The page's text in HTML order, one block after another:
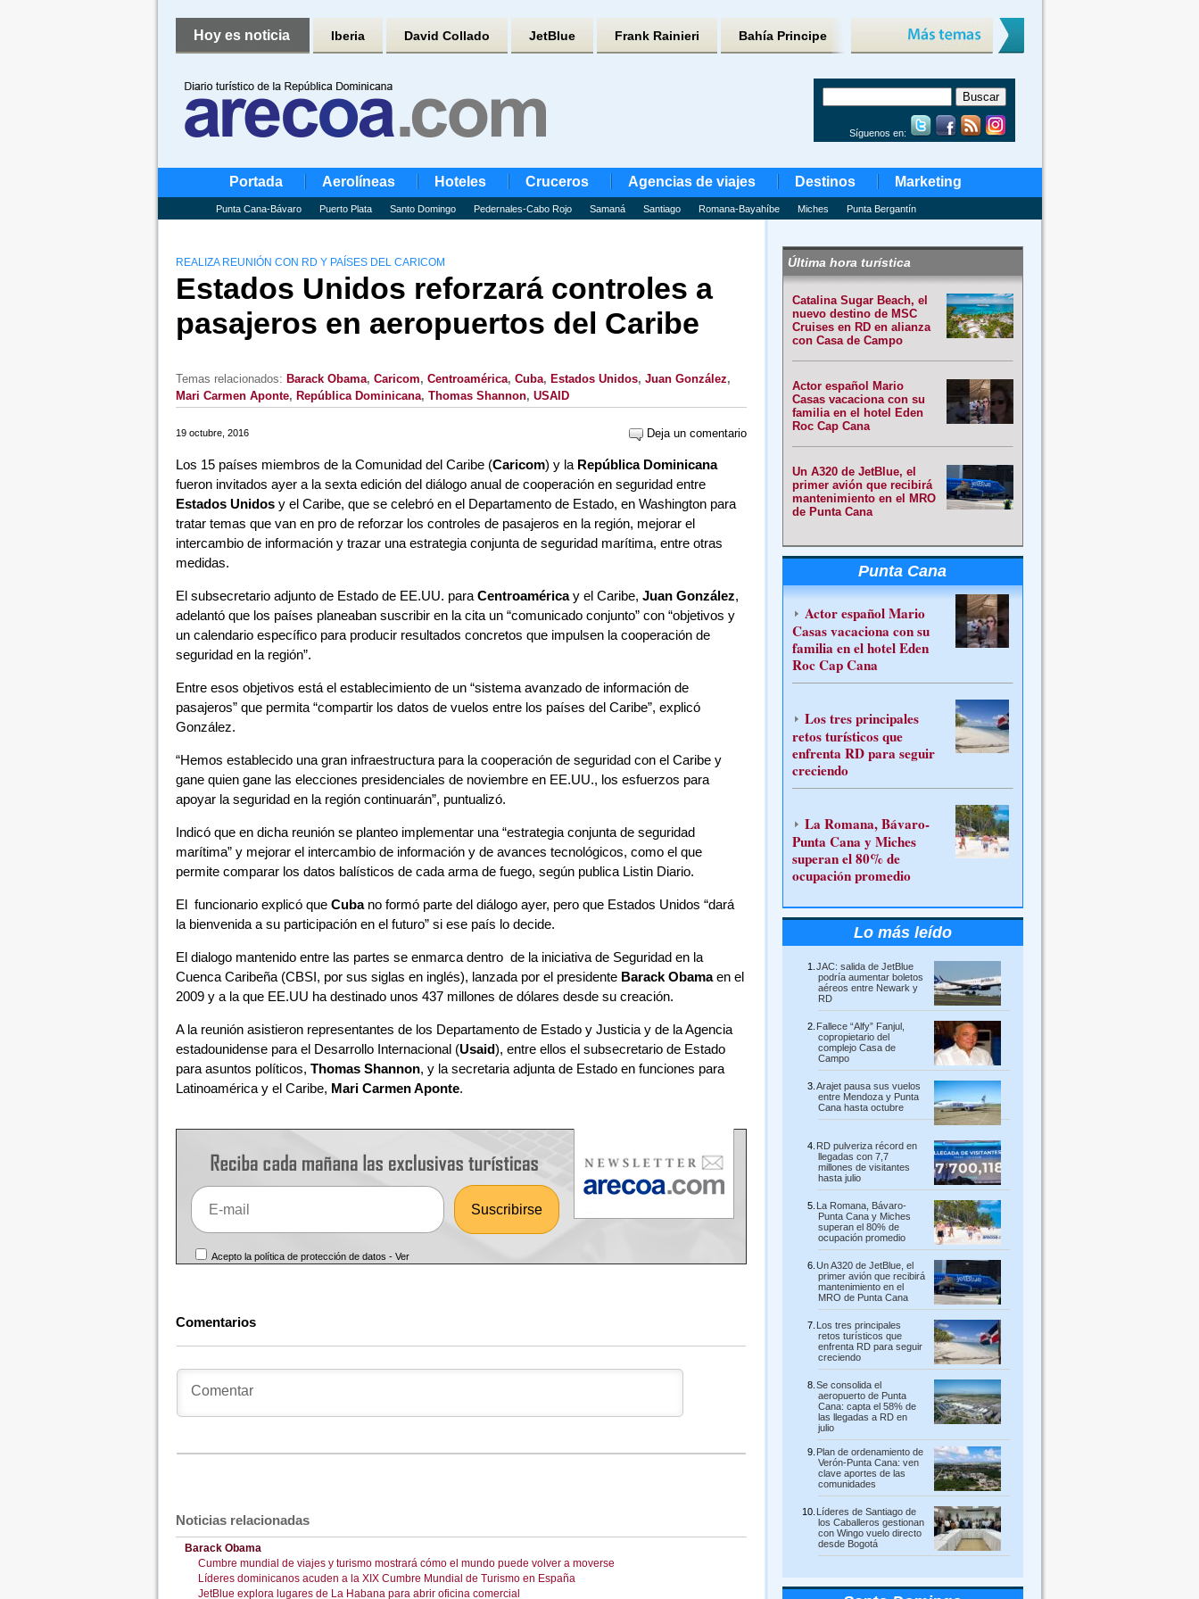
Hoy es noticia Iberia David Collado JetBlue Frank Rainieri Bahía Principe
Síguenos en:
Portada Aerolíneas Hoteles Cruceros Agencias de viajes Destinos Marketing
Punta Cana-Bávaro Puerto Plata Santo Domingo Pedernales-Cabo Rojo Samaná Santiago Romana-Bayahíbe Miches Punta Bergantín
REALIZA REUNIÓN CON RD Y PAÍSES DEL CARICOM
Estados Unidos reforzará controles a
pasajeros en aeropuertos del Caribe
Temas relacionados: Barack Obama, Caricom, Centroamérica, Cuba, Estados Unidos, Juan González,
Mari Carmen Aponte, República Dominicana, Thomas Shannon, USAID
19 octubre, 2016 Deja un comentario
Los 15 países miembros de la Comunidad del Caribe (Caricom) y la República Dominicana
fueron invitados ayer a la sexta edición del diálogo anual de cooperación en seguridad entre
Estados Unidosy el Caribe, que se celebró en el Departamento de Estado, en Washington para
tratar temas que van en pro de reforzar los controles de pasajeros en la región, mejorar el
intercambio de información y trazar una estrategia conjunta de seguridad marítima, entre otras
medidas.
El subsecretario adjunto de Estado de EE.UU. para Centroaméricay el Caribe, Juan González,
adelantó que los países planeaban suscribir en la cita un “comunicado conjunto” con “objetivos y
un calendario específico para producir resultados concretos que impulsen la cooperación de
seguridad en la región”.
Entre esos objetivos está el establecimiento de un “sistema avanzado de información de
pasajeros” que permita “compartir los datos de vuelos entre los países del Caribe”, explicó
González.
“Hemos establecido una gran infraestructura para la cooperación de seguridad con el Caribe y
gane quien gane las elecciones presidenciales de noviembre en EE.UU., los esfuerzos para
apoyar la seguridad en la región continuarán”, puntualizó.
Indicó que en dicha reunión se planteo implementar una “estrategia conjunta de seguridad
marítima” y mejorar el intercambio de información y de avances tecnológicos, como el que
permite comparar los datos balísticos de cada arma de fuego, según publica Listin Diario.
El funcionario explicó que Cubano formó parte del diálogo ayer, pero que Estados Unidos “dará
la bienvenida a su participación en el futuro” si ese país lo decide.
El dialogo mantenido entre las partes se enmarca dentro de la iniciativa de Seguridad en la
Cuenca Caribeña (CBSI, por sus siglas en inglés), lanzada por el presidente Barack Obamaen el
2009 y a la que EE.UU ha destinado unos 437 millones de dólares desde su creación.
A la reunión asistieron representantes de los Departamento de Estado y Justicia y de la Agencia
estadounidense para el Desarrollo Internacional (Usaid), entre ellos el subsecretario de Estado
para asuntos políticos, Thomas Shannon, y la secretaria adjunta de Estado en funciones para
Latinoamérica y el Caribe, Mari Carmen Aponte.
Acepto la política de protección de datos -Ver
Comentarios
Noticias relacionadas
Barack Obama
Cumbre mundial de viajes y turismo mostrará cómo el mundo puede volver a moverse
Líderes dominicanos acuden a la XIX Cumbre Mundial de Turismo en España
JetBlue explora lugares de La Habana para abrir oficina comercial
Última hora turística
Catalina Sugar Beach, el
nuevo destino de MSC
Cruises en RD en alianza
con Casa de Campo
Actor español Mario
Casas vacaciona con su
familia en el hotel Eden
Roc Cap Cana
Un A320 de JetBlue, el
primer avión que recibirá
mantenimiento en el MRO
de Punta Cana
Punta Cana
Actor español Mario
Casas vacaciona con su
familia en el hotel Eden
Roc Cap Cana
Los tres principales
retos turísticos que
enfrenta RD para seguir
creciendo
La Romana, Bávaro-
Punta Cana y Miches
superan el 80% de
ocupación promedio
Lo más leído
JAC: salida de JetBlue
podría aumentar boletos
aéreos entre Newark y
RD
Fallece “Alfy” Fanjul,
copropietario del
complejo Casa de
Campo
Arajet pausa sus vuelos
entre Mendoza y Punta
Cana hasta octubre
RD pulveriza récord en
llegadas con 7,7
millones de visitantes
hasta julio
La Romana, Bávaro-
Punta Cana y Miches
superan el 80% de
ocupación promedio
Un A320 de JetBlue, el
primer avión que recibirá
mantenimiento en el
MRO de Punta Cana
Los tres principales
retos turísticos que
enfrenta RD para seguir
creciendo
Se consolida el
aeropuerto de Punta
Cana: capta el 58% de
las llegadas a RD en
julio
Plan de ordenamiento de
Verón-Punta Cana: ven
clave aportes de las
comunidades
Líderes de Santiago de
los Caballeros gestionan
con Wingo vuelo directo
desde Bogotá